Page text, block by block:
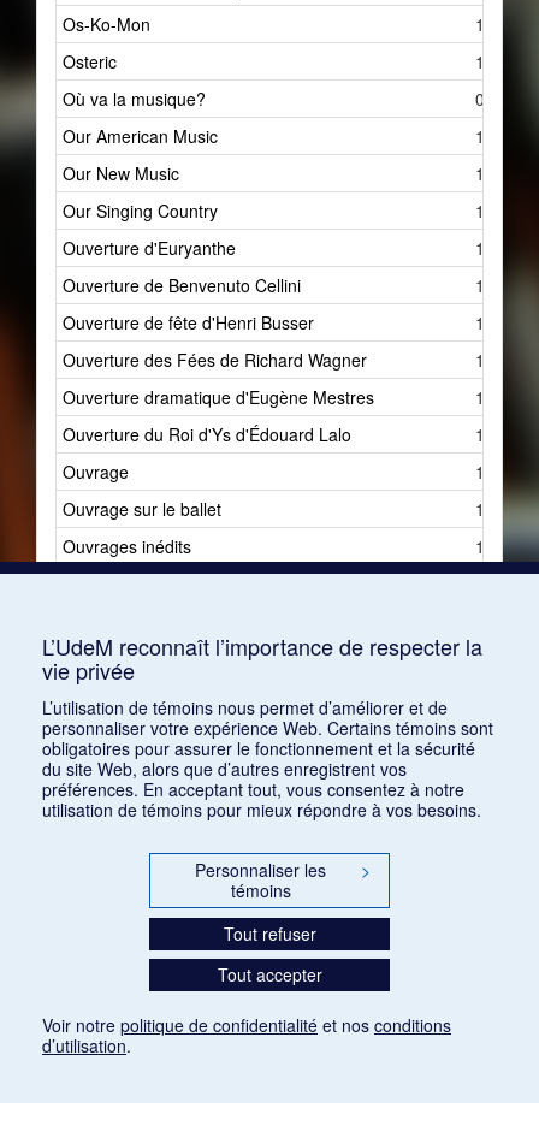
Os-Ko-Mon
1
Osteric
1
Où va la musique?
0
Our American Music
1
Our New Music
1
Our Singing Country
1
Ouverture d'Euryanthe
1
Ouverture de Benvenuto Cellini
1
Ouverture de fête d'Henri Busser
1
Ouverture des Fées de Richard Wagner
1
Ouverture dramatique d'Eugène Mestres
1
Ouverture du Roi d'Ys d'Édouard Lalo
1
Ouvrage
1
Ouvrage sur le ballet
1
Ouvrages inédits
1
L’UdeM reconnaît l’importance de respecter la
vie privée
L’utilisation de témoins nous permet d’améliorer et de
personnaliser votre expérience Web. Certains témoins sont
obligatoires pour assurer le fonctionnement et la sécurité
du site Web, alors que d’autres enregistrent vos
préférences. En acceptant tout, vous consentez à notre
utilisation de témoins pour mieux répondre à vos besoins.
Personnaliser les
témoins
>
Tout refuser
Tout accepter
Voir notre politique de confidentialité et nos conditions
d’utilisation.